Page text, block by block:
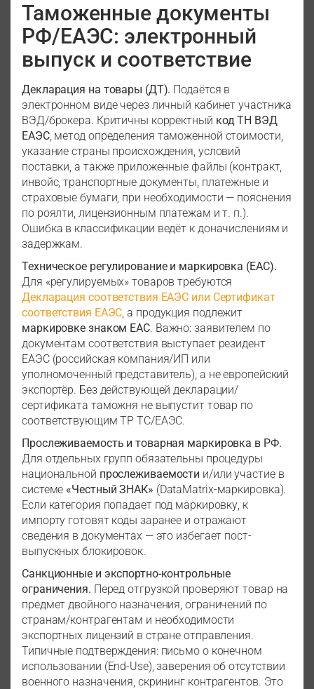
Таможенные документы
РФ/ЕАЭС: электронный
выпуск и соответствие
Декларация на товары (ДТ). Подаётся в
электронном виде через личный кабинет участника
ВЭД/брокера. Критичны корректный код ТН ВЭД
ЕАЭС, метод определения таможенной стоимости,
указание страны происхождения, условий
поставки, а также приложенные файлы (контракт,
инвойс, транспортные документы, платежные и
страховые бумаги, при необходимости — пояснения
по роялти, лицензионным платежам и т. п.).
Ошибка в классификации ведёт к доначислениям и
задержкам.
Техническое регулирование и маркировка (EAC).
Для «регулируемых» товаров требуются
Декларация соответствия ЕАЭС или Сертификат
соответствия ЕАЭС, а продукция подлежит
маркировке знаком EAC. Важно: заявителем по
документам соответствия выступает резидент
ЕАЭС (российская компания/ИП или
уполномоченный представитель), а не европейский
экспортёр. Без действующей декларации/
сертификата таможня не выпустит товар по
соответствующим ТР ТС/ЕАЭС.
Прослеживаемость и товарная маркировка в РФ.
Для отдельных групп обязательны процедуры
национальной прослеживаемости и/или участие в
системе «Честный ЗНАК» (DataMatrix-маркировка).
Если категория попадает под маркировку, к
импорту готовят коды заранее и отражают
сведения в документах — это избегает пост-
выпускных блокировок.
Санкционные и экспортно-контрольные
ограничения. Перед отгрузкой проверяют товар на
предмет двойного назначения, ограничений по
странам/контрагентам и необходимости
экспортных лицензий в стране отправления.
Типичные подтверждения: письмо о конечном
использовании (End-Use), заверения об отсутствии
военного назначения, скрининг контрагентов. Это